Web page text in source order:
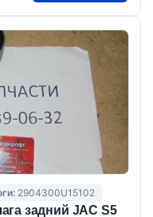
2904300U15102
задний JAC S5